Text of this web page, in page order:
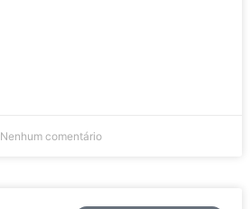
Nenhum comentário